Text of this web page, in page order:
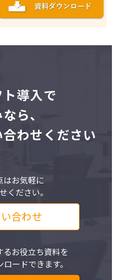
導入で
ら、
わせください
はお気軽に
ください。
合わせ
お役立ち資料を
ードできます。